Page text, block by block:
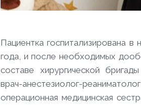
Пациентка госпитализирована
года, и после необходимых
составе хирургической
врач-анестезиолог-
операционная медицинская